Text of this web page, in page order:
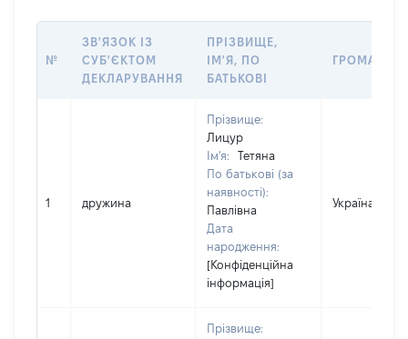
№
ЗВ'ЯЗОК ІЗ
СУБ'ЄКТОМ
ДЕКЛАРУВАННЯ
ПРІЗВИЩЕ,
ІМ'Я, ПО
БАТЬКОВІ
1 дружина
Прізвище:
Лицур
Ім'я:
Тетяна
По батькові (за
наявності):
Павлівна
Дата
народження:
[Конфіденційна
інформація]
Україна
Прізвище: